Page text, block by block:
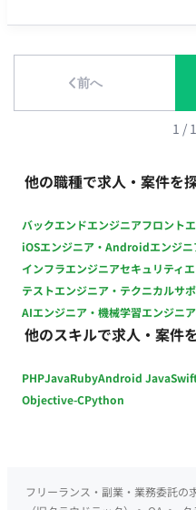
ていただきます。 - テスト設計書の作成・実施 - 新機能・既存機
名、サーバーサイドエンジニ
QAエンジニア1名 ■開発環境 言語：PHP(Laravel)
Miro, Notion, Slack, Zoom, Google Meet ■案件
ついて・サービスについて）
技術本の貸出機能を自由に使
スキルアップに関して：２週
会）あり ・エンジニア主導の
できる範囲で開発してもらえ
っているなど） ・サービス志
ニア向けの予算がしっかりと
テストの自動化できるツールなど） ■働き方 ・基本
ト稼働ですが、検証端末を利
前へ
1 / 1
他の職種で求人・案件を
バックエンドエンジニアフロント
iOSエンジニア・Androidエンジニ
インフラエンジニアセキュリティ
テストエンジニア・テクニカルサ
AIエンジニア・機械学習エンジニア
他のスキルで求人・案件
PHPJavaRubyAndroid Java
Objective-CPython
フリーランス・副業・業務委託の